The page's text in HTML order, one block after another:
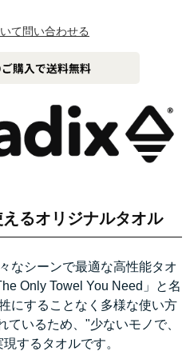
て問い合わせる
るオリジナルタオル
なシーンで最適な高性能タオ
Only Towel You Need」と名
にすることなく多様な使い方
いるため、"少ないモノで、
するタオルです。